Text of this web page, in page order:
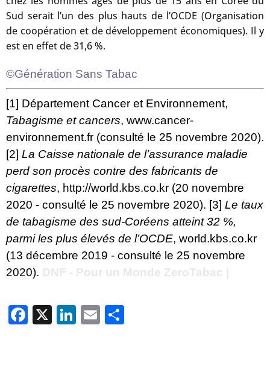
Sud serait l’un des plus hauts de l’OCDE (Organisation
de coopération et de développement économiques). Il y
est en effet de 31,6 %.
©Génération Sans Tabac
[1] Département Cancer et Environnement,
Tabagisme et cancers, www.cancer-
environnement.fr (consulté le 25 novembre 2020).
[2] La Caisse nationale de l’assurance maladie
perd son procès contre des fabricants de
cigarettes, http://world.kbs.co.kr (20 novembre
2020 - consulté le 25 novembre 2020). [3] Le taux
de tabagisme des sud-Coréens atteint 32 %,
parmi les plus élevés de l’OCDE, world.kbs.co.kr
(13 décembre 2019 - consulté le 25 novembre
2020).
Facebook
X LinkedIn
Email